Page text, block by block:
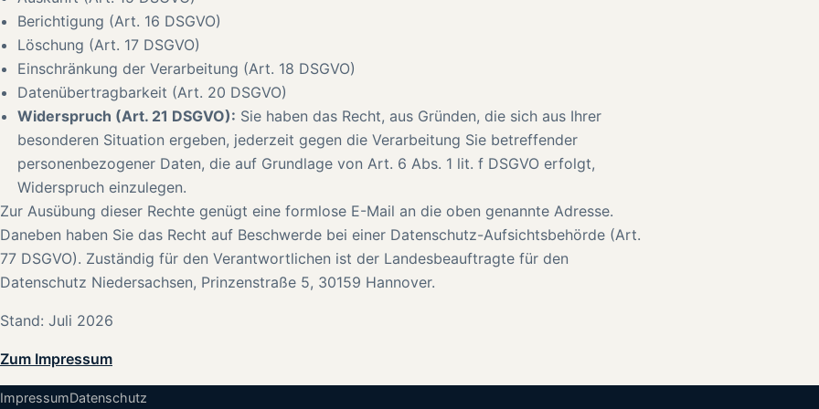
Berichtigung (Art. 16 DSGVO)
Löschung (Art. 17 DSGVO)
Einschränkung der Verarbeitung (Art. 18 DSGVO)
Datenübertragbarkeit (Art. 20 DSGVO)
Widerspruch (Art. 21 DSGVO): Sie haben das Recht, aus Gründen, die sich aus Ihrer
besonderen Situation ergeben, jederzeit gegen die Verarbeitung Sie betreffender
personenbezogener Daten, die auf Grundlage von Art. 6 Abs. 1 lit. f DSGVO erfolgt,
Widerspruch einzulegen.
Zur Ausübung dieser Rechte genügt eine formlose E-Mail an die oben genannte Adresse.
Daneben haben Sie das Recht auf Beschwerde bei einer Datenschutz-Aufsichtsbehörde (Art.
77 DSGVO). Zuständig für den Verantwortlichen ist der Landesbeauftragte für den
Datenschutz Niedersachsen, Prinzenstraße 5, 30159 Hannover.
Stand: Juli 2026
Zum Impressum
ImpressumDatenschutz